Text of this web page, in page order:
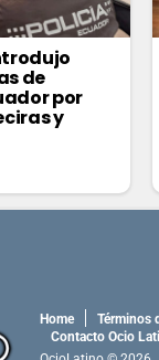
de
por
y
Home Términos
Contacto Ocio